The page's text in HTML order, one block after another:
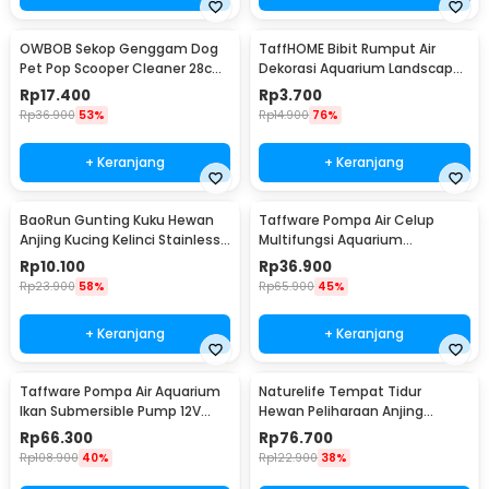
OWBOB Sekop Genggam Dog
Pet Pop Scooper Cleaner 28cm
- A11707
Rp17.400
Rp36.900 53%
+ Keranjang
TaffHOME Bibit Rumput Air
Dekorasi Aquarium Landscape
Ornament - H0027
Rp3.700
Rp14.900 76%
+ Keranjang
BaoRun Gunting Kuku Hewan
Anjing Kucing Kelinci Stainless
Steel - 5X
Rp10.100
Rp23.900 58%
+ Keranjang
Taffware Pompa Air Celup
Multifungsi Aquarium
Submersible Pump 12V - QR30E
Rp36.900
Rp65.900 45%
+ Keranjang
Taffware Pompa Air Aquarium
Ikan Submersible Pump 12V
22W - 12V5M
Rp66.300
Rp108.900 40%
Naturelife Tempat Tidur
Hewan Peliharaan Anjing
Kucing Pet Dog Bed Size L -
NR884
Rp76.700
Rp122.900 38%